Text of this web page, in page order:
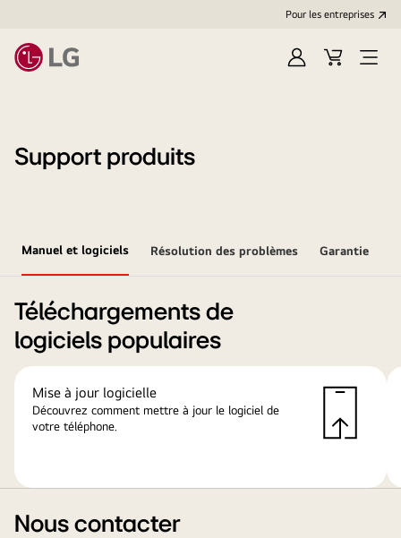
Pour les entreprises
Se
Panier
Support produits
Manuel et logiciels Résolution des problèmes Garantie
Téléchargements de
logiciels populaires
Mise à jour logicielle
Découvrez comment mettre à jour le logiciel de
votre téléphone.
Nous contacter